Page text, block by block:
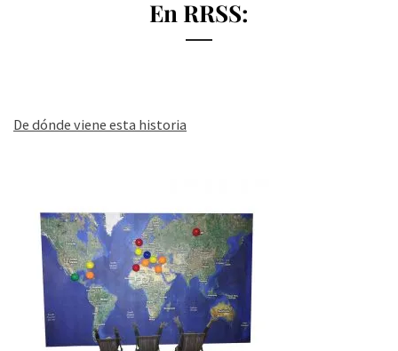
En RRSS:
De dónde viene esta historia